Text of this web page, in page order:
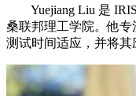
Yuejiang Liu 是 IRIS
桑联邦理工学院。他
测试时间适应，并将其